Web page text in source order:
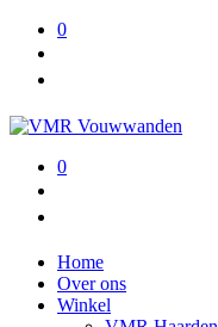
0
0
Home
Over ons
Winkel